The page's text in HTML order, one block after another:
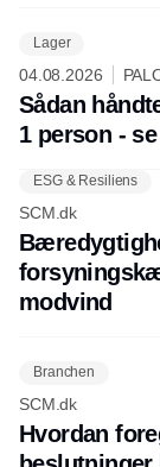
Lager
04.08.2026
Sådan
1 person -
ESG & Resiliens
SCM.dk
modvind
Branchen
SCM.dk
Hvordan